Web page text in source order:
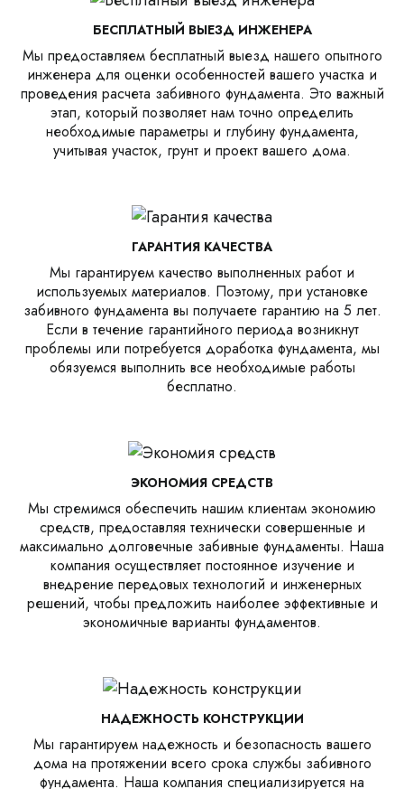
БЕСПЛАТНЫЙ ВЫЕЗД ИНЖЕНЕРА
Мы предоставляем бесплатный выезд нашего опытного
инженера для оценки особенностей вашего участка и
проведения расчета забивного фундамента. Это важный
этап, который позволяет нам точно определить
необходимые параметры и глубину фундамента,
учитывая участок, грунт и проект вашего дома.
ГАРАНТИЯ КАЧЕСТВА
Мы гарантируем качество выполненных работ и
используемых материалов. Поэтому, при установке
забивного фундамента вы получаете гарантию на 5 лет.
Если в течение гарантийного периода возникнут
проблемы или потребуется доработка фундамента, мы
обязуемся выполнить все необходимые работы
бесплатно.
ЭКОНОМИЯ СРЕДСТВ
Мы стремимся обеспечить нашим клиентам экономию
средств, предоставляя технически совершенные и
максимально долговечные забивные фундаменты. Наша
компания осуществляет постоянное изучение и
внедрение передовых технологий и инженерных
решений, чтобы предложить наиболее эффективные и
экономичные варианты фундаментов.
НАДЕЖНОСТЬ КОНСТРУКЦИИ
Мы гарантируем надежность и безопасность вашего
дома на протяжении всего срока службы забивного
фундамента. Наша компания специализируется на